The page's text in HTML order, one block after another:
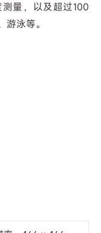
量，以及超过100
泳等。